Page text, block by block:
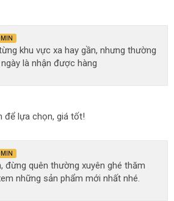
khu vực xa hay gần, nhưng thường
là nhận được hàng
để lựa chọn, giá tốt!
đừng quên thường xuyên ghé thăm
những sản phẩm mới nhất nhé.